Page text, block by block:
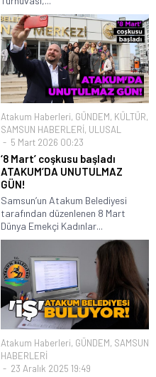
Atakum Haberleri, GÜNDEM, KÜLTÜR,
SAMSUN HABERLERİ, ULUSAL
5 Mart 2026 00:23
‘8 Mart’ coşkusu başladı
ATAKUM’DA UNUTULMAZ
GÜN!
Samsun’un Atakum Belediyesi
tarafından düzenlenen 8 Mart
Dünya Emekçi Kadınlar...
Atakum Haberleri, GÜNDEM, SAMSUN
HABERLERİ
23 Aralık 2025 19:49